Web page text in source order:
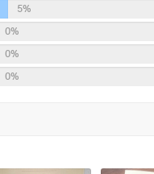
5%
0%
0%
0%